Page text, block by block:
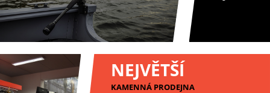
NEJVĚTŠÍ
KAMENNÁ PRODEJNA